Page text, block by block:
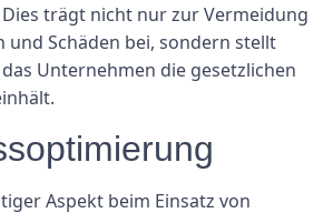
trägt nicht nur zur Vermeidung
und Schäden bei, sondern stellt
Unternehmen die gesetzlichen
Aspekt beim Einsatz von